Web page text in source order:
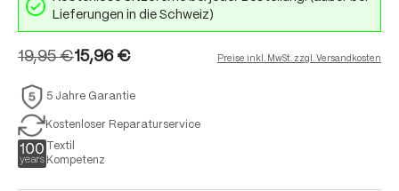
Lieferungen in die Schweiz)
15,96 €
19,95 € Preise inkl. MwSt. zzgl. Versandkosten
5 Jahre Garantie
Kostenloser Reparaturservice
Textil
Kompetenz